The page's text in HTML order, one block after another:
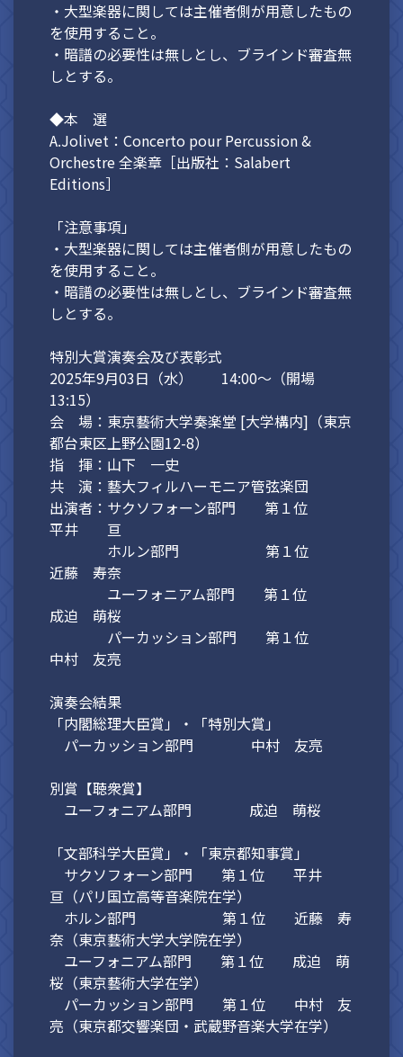
・大型楽器に関しては主催者側が用意したもの
を使用すること。
・暗譜の必要性は無しとし、ブラインド審査無
しとする。
◆本 選
A.Jolivet：Concerto pour Percussion &
Orchestre 全楽章［出版社：Salabert
Editions］
「注意事項」
・大型楽器に関しては主催者側が用意したもの
を使用すること。
・暗譜の必要性は無しとし、ブラインド審査無
しとする。
特別大賞演奏会及び表彰式
2025年9月03日（水） 14:00～（開場
13:15）
会 場：東京藝術大学奏楽堂 [大学構内]（東京
都台東区上野公園12-8）
指 揮：山下 一史
共 演：藝大フィルハーモニア管弦楽団
出演者：サクソフォーン部門 第１位
平井 亘
ホルン部門 第１位
近藤 寿奈
ユーフォニアム部門 第１位
成迫 萌桜
パーカッション部門 第１位
中村 友亮
演奏会結果
「内閣総理大臣賞」・「特別大賞」
パーカッション部門 中村 友亮
別賞【聴衆賞】
ユーフォニアム部門 成迫 萌桜
「文部科学大臣賞」・「東京都知事賞」
サクソフォーン部門 第１位 平井
亘（パリ国立高等音楽院在学）
ホルン部門 第１位 近藤 寿
奈（東京藝術大学大学院在学）
ユーフォニアム部門 第１位 成迫 萌
桜（東京藝術大学在学）
パーカッション部門 第１位 中村 友
亮（東京都交響楽団・武蔵野音楽大学在学）